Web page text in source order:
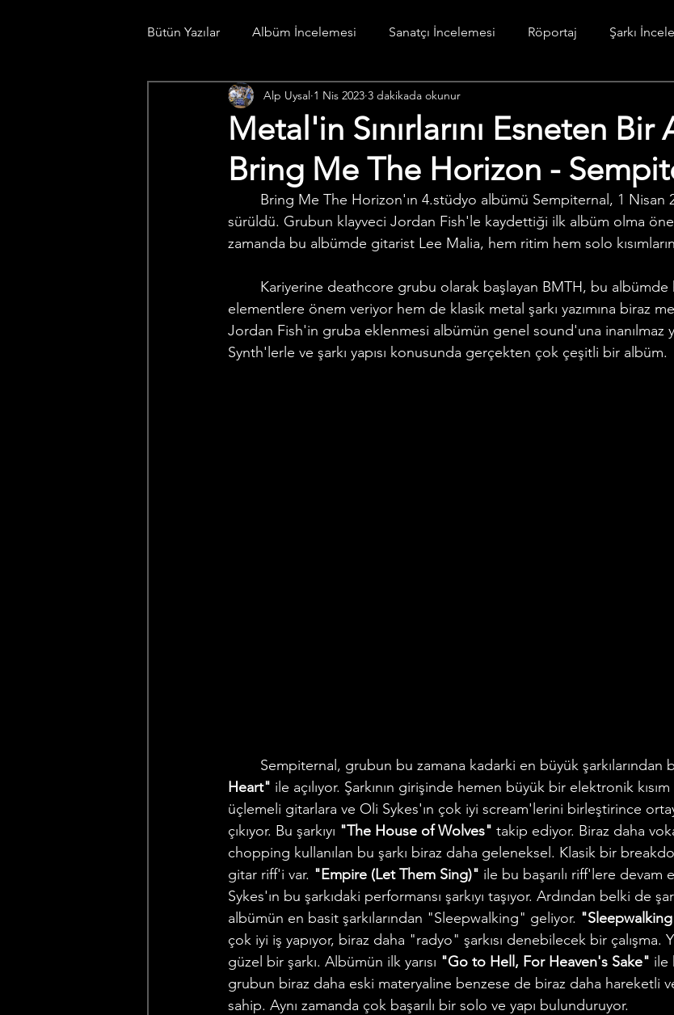
Bütün Yazılar Albüm İncelemesi Sanatçı İncelemesi Röportaj Şarkı
Konser Günlüğü Spotify Listesi Diğer
Metal'in Sınırlarını Esneten Bir
Bring Me The Horizon -
Alp Uysal 1 Nis 2023 3 dakikada okunur
sürüldü. Grubun klayveci Jordan Fish'le kaydettiği ilk albüm olma
zamanda bu albümde gitarist Lee Malia, hem ritim hem solo
elementlere önem veriyor hem de klasik metal şarkı yazımına biraz
Jordan Fish'in gruba eklenmesi albümün genel sound'una inanılmaz
Synth'lerle ve şarkı yapısı konusunda gerçekten çok çeşitli bir albüm.
Sempiternal, grubun bu zamana kadarki en büyük şarkılarından
Heart" ile açılıyor. Şarkının girişinde hemen büyük bir elektronik
üçlemeli gitarlara ve Oli Sykes'ın çok iyi scream'lerini birleştirince
çıkıyor. Bu şarkıyı "The House of Wolves" takip ediyor. Biraz daha
chopping kullanılan bu şarkı biraz daha geleneksel. Klasik bir
gitar riff'i var. "Empire (Let Them Sing)" ile bu başarılı riff'lere devam
Sykes'ın bu şarkıdaki performansı şarkıyı taşıyor. Ardından belki de
albümün en basit şarkılarından "Sleepwalking" geliyor.
çok iyi iş yapıyor, biraz daha "radyo" şarkısı denebilecek bir çalışma.
güzel bir şarkı. Albümün ilk yarısı "Go to Hell, For Heaven's Sake" ile
grubun biraz daha eski materyaline benzese de biraz daha hareketli
sahip. Aynı zamanda çok başarılı bir solo ve yapı bulunduruyor.